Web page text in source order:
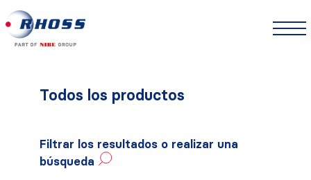
Todos los productos
Filtrar los resultados o realizar una
búsqueda